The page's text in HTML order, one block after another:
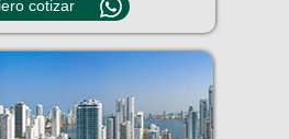
cotizar